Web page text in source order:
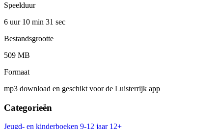
Speelduur
6 uur 10 min 31 sec
Bestandsgrootte
509 MB
Formaat
mp3 download en geschikt voor de Luisterrijk app
Categorieën
Jeugd- en kinderboeken 9-12 jaar 12+